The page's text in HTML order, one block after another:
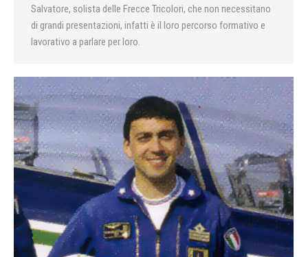
Salvatore, solista delle Frecce Tricolori, che non necessitano
di grandi presentazioni, infatti è il loro percorso formativo e
lavorativo a parlare per loro.